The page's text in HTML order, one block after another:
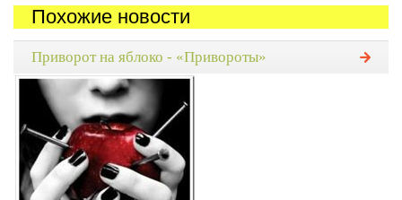
Похожие новости
Приворот на яблоко - «Привороты»